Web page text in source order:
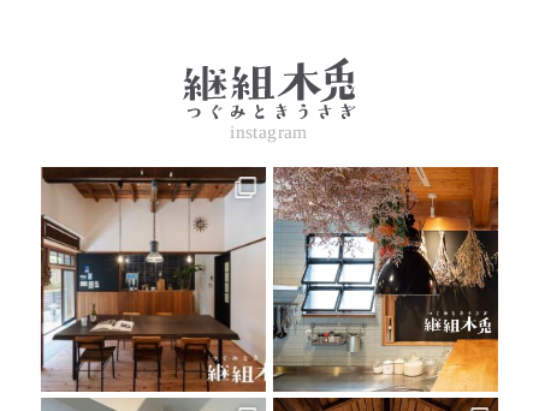
instagram